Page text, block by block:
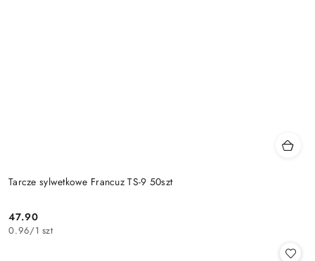
Tarcze sylwetkowe Francuz TS-9 50szt
Cena:
47.90
0.96/1 szt